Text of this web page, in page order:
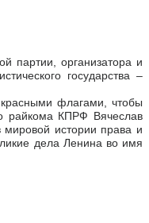
партии, организатора и
государства –
флагами, чтобы
райкома КПРФ Вячеслав
истории права и
дела Ленина во имя